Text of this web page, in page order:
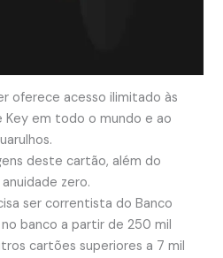
oferece acesso ilimitado às
Key em todo o mundo e ao
deste cartão, além do
zero.
ser correntista do Banco
banco a partir de 250 mil
cartões superiores a 7 mil